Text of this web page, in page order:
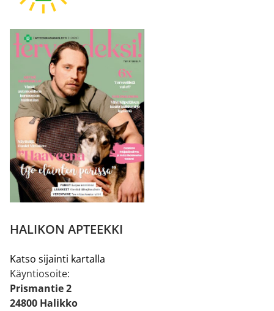
HALIKON APTEEKKI
Katso sijainti kartalla
Käyntiosoite:
Prismantie 2
24800 Halikko